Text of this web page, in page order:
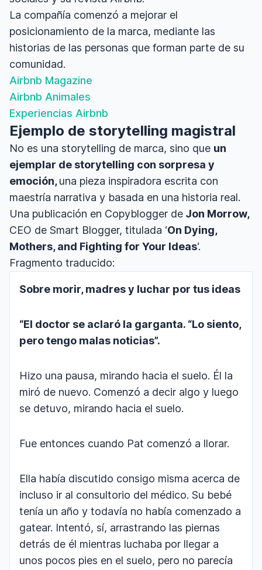
La compañía comenzó a mejorar el
posicionamiento de la marca, mediante las
historias de las personas que forman parte de su
comunidad.
Airbnb Magazine
Airbnb Animales
Experiencias Airbnb
Ejemplo de storytelling magistral
No es una storytelling de marca, sino que un
ejemplar de storytelling con sorpresa y
emoción,una pieza inspiradora escrita con
maestría narrativa y basada en una historia real.
Una publicación en Copyblogger de Jon Morrow,
CEO de Smart Blogger, titulada ‘On Dying,
Mothers, and Fighting for Your Ideas‘.
Fragmento traducido:
Sobre morir, madres y luchar por tus ideas
“El doctor se aclaró la garganta. “Lo siento,
pero tengo malas noticias”.
Hizo una pausa, mirando hacia el suelo. Él la
miró de nuevo. Comenzó a decir algo y luego
se detuvo, mirando hacia el suelo.
Fue entonces cuando Pat comenzó a llorar.
Ella había discutido consigo misma acerca de
incluso ir al consultorio del médico. Su bebé
tenía un año y todavía no había comenzado a
gatear. Intentó, sí, arrastrando las piernas
detrás de él mientras luchaba por llegar a
unos pocos pies en el suelo, pero no parecía